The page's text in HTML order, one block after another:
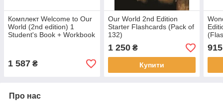
Комплект Welcome to Our
World (2nd edition) 1
Student's Book + Workbook
1 587 ₴
Our World 2nd Edition
Starter Flashcards (Pack of
132)
1 250₴
Купити
915
Про нас